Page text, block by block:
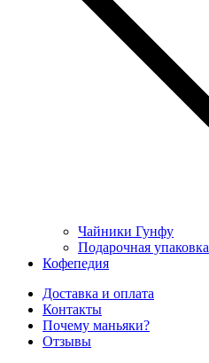
Чайники Гунфу
Подарочная упаковка
Кофепедия
Доставка и оплата
Контакты
Почему маньяки?
Отзывы